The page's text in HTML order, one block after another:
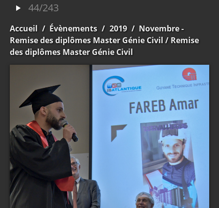
44/243
Accueil / Évènements / 2019 / Novembre -
Remise des diplômes Master Génie Civil / Remise
des diplômes Master Génie Civil